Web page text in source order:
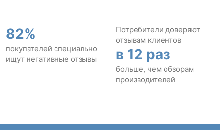
82%
покупателей специально
ищут негативные отзывы
Потребители доверяют
отзывам клиентов
в 12 раз
больше, чем обзорам
производителей